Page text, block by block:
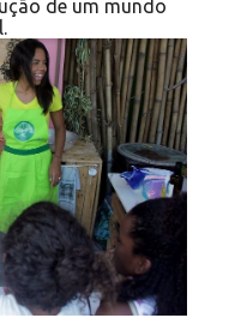
de um mundo